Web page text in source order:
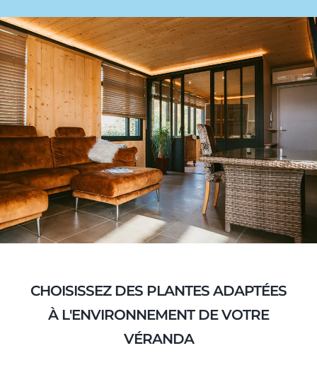
CHOISISSEZ DES PLANTES ADAPTÉES
À L'ENVIRONNEMENT DE VOTRE
VÉRANDA